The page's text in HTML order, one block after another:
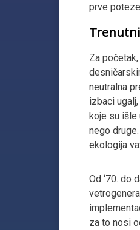
prve
Za
neutralna
izbaci
koje su išle
nego
ekologija
Od ‘70. do
za to nosi